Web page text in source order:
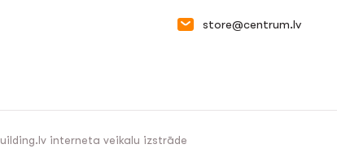
store@centrum.lv
interneta veikalu izstrāde